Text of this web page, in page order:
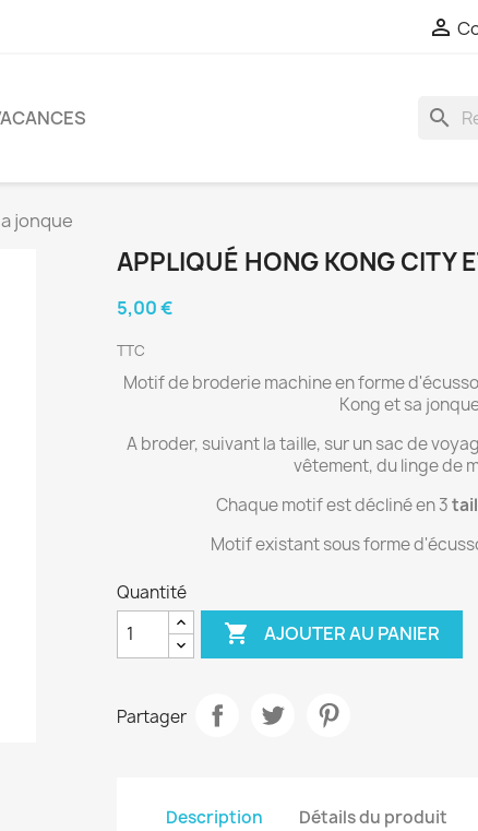

search
jonque
APPLIQUÉ HONG KONG CITY
5,00 €
TTC
Motif de broderie machine en forme
Kong et sa
A broder, suivant la taille, sur un sac de
vêtement, du linge de
Chaque motif est décliné en 3
Motif existant sous forme
Quantité
 AJOUTER AU PANIER
Partager
Description Détails du produit